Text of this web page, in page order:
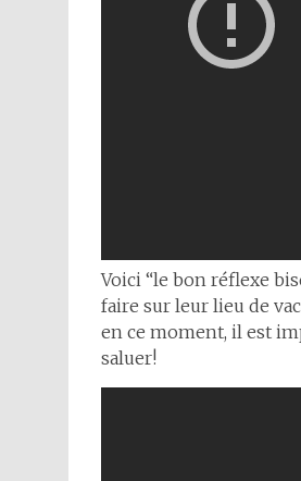
Voici “le bon réflexe
faire sur leur lieu de
en ce moment, il est
saluer!